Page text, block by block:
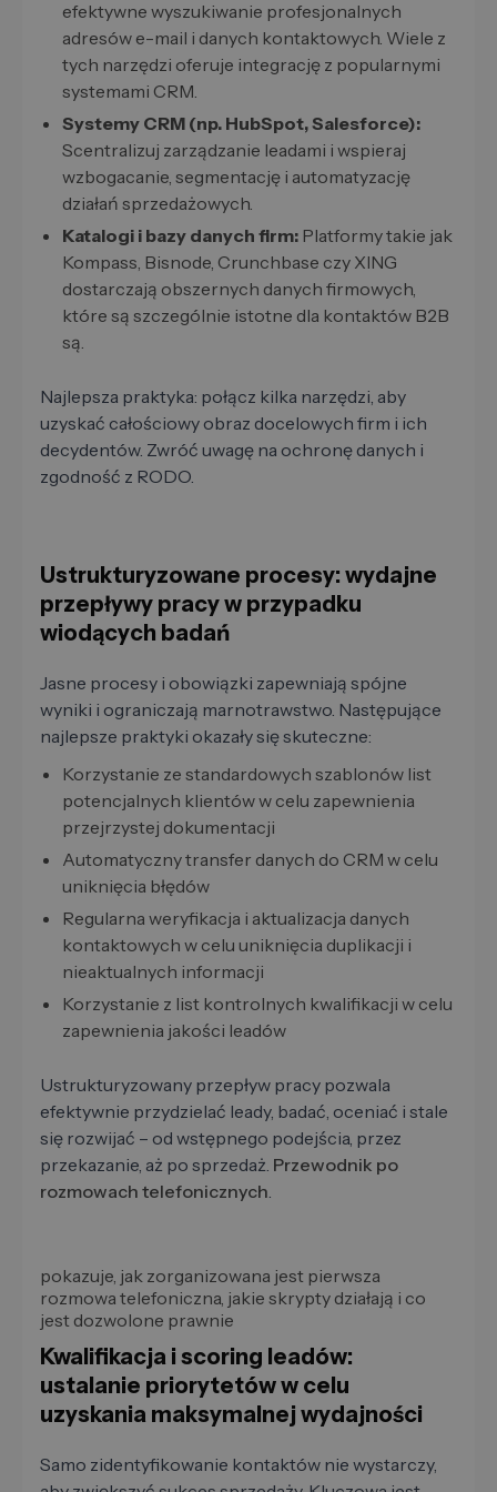
efektywne wyszukiwanie profesjonalnych
adresów e-mail i danych kontaktowych. Wiele z
tych narzędzi oferuje integrację z popularnymi
systemami CRM.
Systemy CRM (np. HubSpot, Salesforce):
Scentralizuj zarządzanie leadami i wspieraj
wzbogacanie, segmentację i automatyzację
działań sprzedażowych.
Katalogi i bazy danych firm: Platformy takie jak
Kompass, Bisnode, Crunchbase czy XING
dostarczają obszernych danych firmowych,
które są szczególnie istotne dla kontaktów B2B
są.
Najlepsza praktyka: połącz kilka narzędzi, aby
uzyskać całościowy obraz docelowych firm i ich
decydentów. Zwróć uwagę na ochronę danych i
zgodność z RODO.
Ustrukturyzowane procesy: wydajne
przepływy pracy w przypadku
wiodących badań
Jasne procesy i obowiązki zapewniają spójne
wyniki i ograniczają marnotrawstwo. Następujące
najlepsze praktyki okazały się skuteczne:
Korzystanie ze standardowych szablonów list
potencjalnych klientów w celu zapewnienia
przejrzystej dokumentacji
Automatyczny transfer danych do CRM w celu
uniknięcia błędów
Regularna weryfikacja i aktualizacja danych
kontaktowych w celu uniknięcia duplikacji i
nieaktualnych informacji
Korzystanie z list kontrolnych kwalifikacji w celu
zapewnienia jakości leadów
Ustrukturyzowany przepływ pracy pozwala
efektywnie przydzielać leady, badać, oceniać i stale
się rozwijać – od wstępnego podejścia, przez
przekazanie, aż po sprzedaż. Przewodnik po
rozmowach telefonicznych.
pokazuje, jak zorganizowana jest pierwsza
rozmowa telefoniczna, jakie skrypty działają i co
jest dozwolone prawnie
Kwalifikacja i scoring leadów:
ustalanie priorytetów w celu
uzyskania maksymalnej wydajności
Samo zidentyfikowanie kontaktów nie wystarczy,